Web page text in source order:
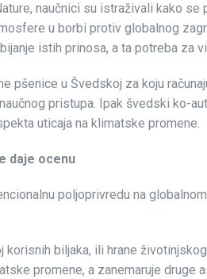
naučnici su istraživali kako
u borbi protiv globalnog
istih prinosa, a ta potreba za
pšenice u Švedskoj za koju
pristupa. Ipak švedski ko-
uticaja na klimatske promene.
daje ocenu
poljoprivredu na
korisnih biljaka, ili hrane
promene, a zanemaruje druge